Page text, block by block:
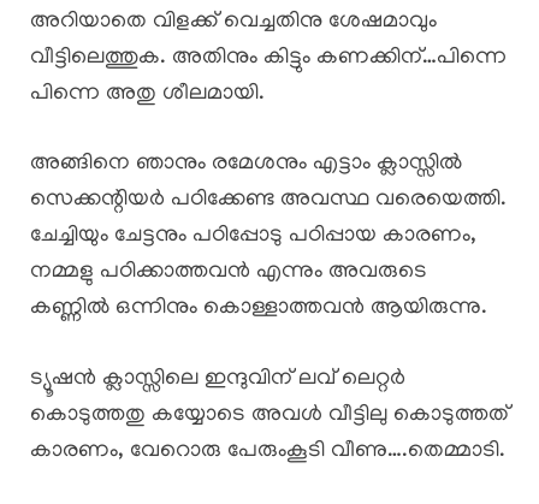
അറിയാതെ വിളക്ക് വെച്ചതിനു ശേഷമാവും
വീട്ടിലെത്തുക. അതിനും കിട്ടും കണക്കിന്…പിന്നെ
പിന്നെ അതു ശീലമായി.
അങ്ങിനെ ഞാനും രമേശനും എട്ടാം ക്ലാസ്സിൽ
സെക്കന്റിയർ പഠിക്കേണ്ട അവസ്ഥ വരെയെത്തി.
ചേച്ചിയും ചേട്ടനും പഠിപ്പോടു പഠിപ്പായ കാരണം,
നമ്മളു പഠിക്കാത്തവൻ എന്നും അവരുടെ
കണ്ണിൽ ഒന്നിനും കൊള്ളാത്തവൻ ആയിരുന്നു.
ട്യൂഷൻ ക്ലാസ്സിലെ ഇന്ദുവിന്‌ ലവ് ലെറ്റർ
കൊടുത്തതു കയ്യോടെ അവൾ വീട്ടിലു കൊടുത്തത്
കാരണം, വേറൊരു പേരുംകൂടി വീണു….തെമ്മാടി.